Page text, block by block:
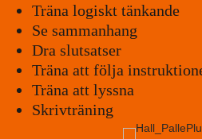
Träna logiskt tänkande
Se sammanhang
Dra slutsatser
Träna att följa
Träna att lyssna
Skrivträning